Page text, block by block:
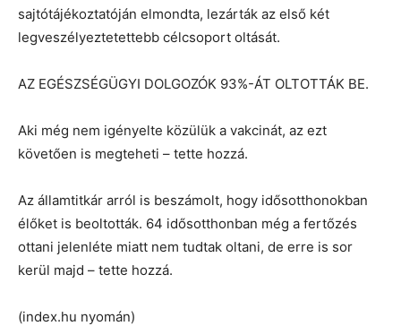
sajtótájékoztatóján elmondta, lezárták az első két
legveszélyeztetettebb célcsoport oltását.
AZ EGÉSZSÉGÜGYI DOLGOZÓK 93%-ÁT OLTOTTÁK BE.
Aki még nem igényelte közülük a vakcinát, az ezt
követően is megteheti – tette hozzá.
Az államtitkár arról is beszámolt, hogy idősotthonokban
élőket is beoltották. 64 idősotthonban még a fertőzés
ottani jelenléte miatt nem tudtak oltani, de erre is sor
kerül majd – tette hozzá.
(index.hu nyomán)